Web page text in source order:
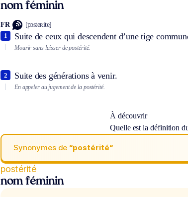
nom féminin
FR [pɔsteʀite]
Suite de ceux qui descendent d’une tige
1
Mourir sans laisser de postérité.
Suite des générations à venir.
2
En appeler au jugement de la postérité.
À découvrir
Quelle est la définition
Synonymes de “postérité“
postérité
nom féminin